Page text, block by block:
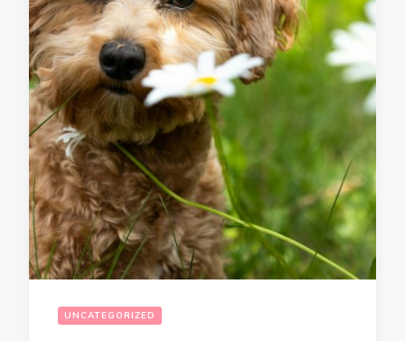
UNCATEGORIZED